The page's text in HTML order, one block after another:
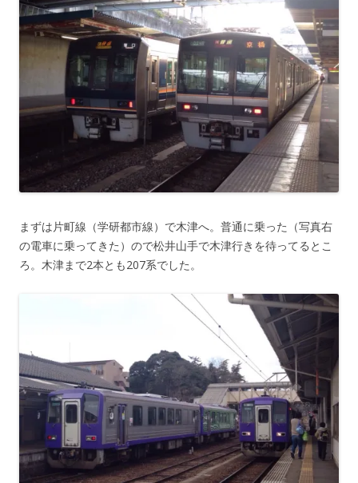
まずは片町線（学研都市線）で木津へ。普通に乗った（写真右
の電車に乗ってきた）ので松井山手で木津行きを待ってるとこ
ろ。木津まで2本とも207系でした。